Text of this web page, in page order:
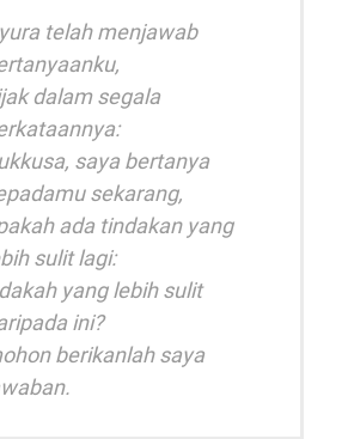
telah menjawab
dalam segala
saya bertanya
sekarang,
ada tindakan yang
sulit lagi:
yang lebih sulit
ini?
berikanlah saya